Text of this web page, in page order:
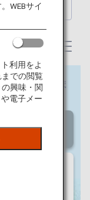
WEBサイ
利用をよ
での閲覧
興味・関
電子メー